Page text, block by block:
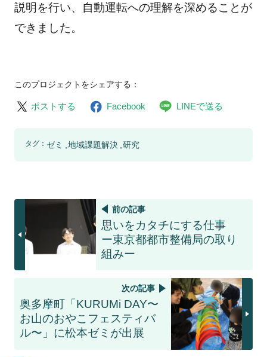
説明を行い、自動運転への理解を深めることが
できました。
このプロジェクトをシェアする：
ポストする Facebook LINEで送る
タグ： ゼミ 地域課題解決 研究
前の記事
思いをカタチにする仕事
ー東京都都市整備局の取り
組みー
次の記事
奥多摩町「KURUMi DAY〜
お山のおやこフェスティバ
ル〜」に松本ゼミが出展